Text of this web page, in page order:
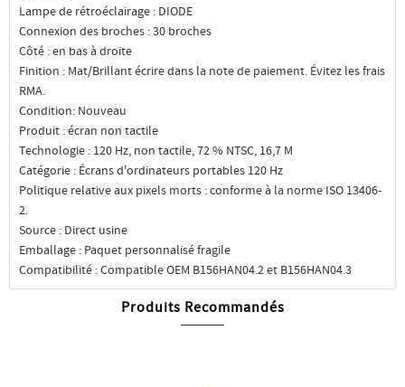
Lampe de rétroéclairage : DIODE
Connexion des broches : 30 broches
Côté : en bas à droite
Finition : Mat/Brillant écrire dans la note de paiement. Évitez les frais
RMA.
Condition: Nouveau
Produit : écran non tactile
Technologie : 120 Hz, non tactile, 72 % NTSC, 16,7 M
Catégorie : Écrans d'ordinateurs portables 120 Hz
Politique relative aux pixels morts : conforme à la norme ISO 13406-
2.
Source : Direct usine
Emballage : Paquet personnalisé fragile
Compatibilité : Compatible OEM B156HAN04.2 et B156HAN04.3
Produits Recommandés